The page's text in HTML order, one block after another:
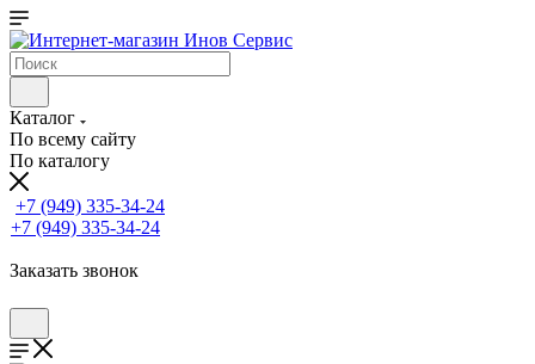
Каталог
По всему сайту
По каталогу
+7 (949) 335-34-24
+7 (949) 335-34-24
Заказать звонок